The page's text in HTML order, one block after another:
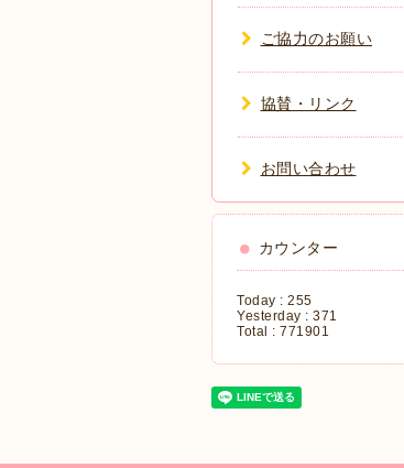
ご協力のお願い
協賛・リンク
お問い合わせ
カウンター
Today : 255
Yesterday : 371
Total : 771901